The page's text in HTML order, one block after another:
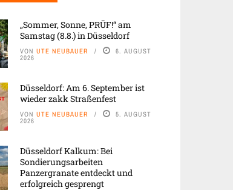
„Sommer, Sonne, PRÜF!“ am
Samstag (8.8.) in Düsseldorf
VON UTE NEUBAUER 6. AUGUST
2026
Düsseldorf: Am 6. September ist
wieder zakk Straßenfest
VON UTE NEUBAUER 5. AUGUST
2026
Düsseldorf Kalkum: Bei
Sondierungsarbeiten
Panzergranate entdeckt und
erfolgreich gesprengt